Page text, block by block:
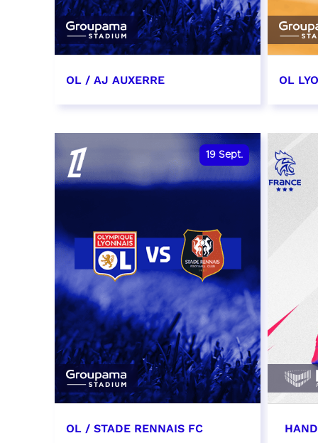
OL / AJ AUXERRE
RÉSERVER
OL
19 Sept.
OL / STADE RENNAIS FC